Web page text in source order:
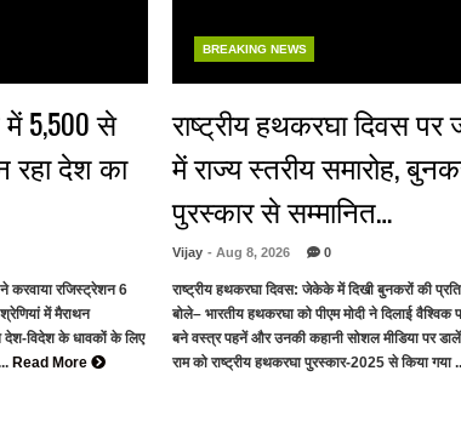
में 5,500 से
रहा देश का
करवाया रजिस्ट्रेशन 6
में मैराथन
देश-विदेश के धावकों के लिए
Read More
BREAKING NEWS
राष्ट्रीय हथकरघा दिवस
में राज्य स्तरीय समारोह,
पुरस्कार से सम्मानित…
Vijay - Aug 8, 2026 0
राष्ट्रीय हथकरघा दिवस: जेकेके में दिखी बुनकरों की
बोले– भारतीय हथकरघा को पीएम मोदी ने दिलाई
बने वस्त्र पहनें और उनकी कहानी सोशल मीडिया पर
राम को राष्ट्रीय हथकरघा पुरस्कार-2025 से किया गया